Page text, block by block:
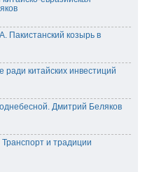
Пакистанский козырь в
ради китайских инвестиций
Дмитрий Беляков
Транспорт и традиции